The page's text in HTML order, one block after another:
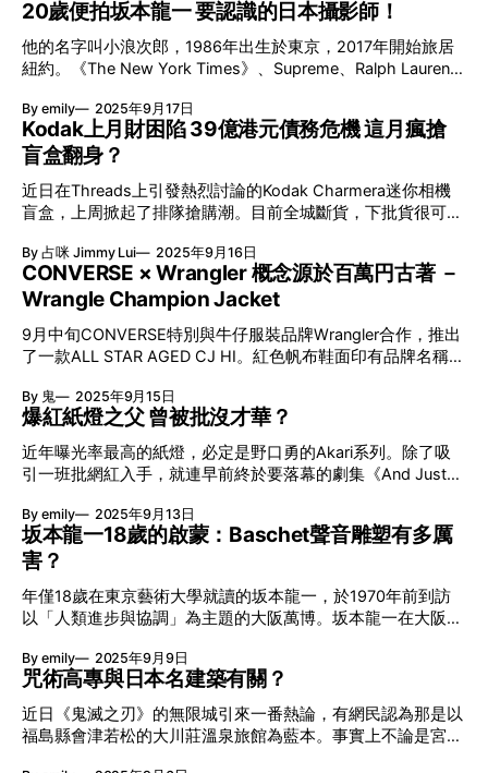
來約1,100冊藝術、設計、建築等200種類型書籍及設計商品，
高層親身到首爾致賀，究竟丁太暎這個男人有多厲害？由他任
CEO的Hyundai Card又與藝術文化有甚麼關係？ 信用卡持有
Card與MoMA已有長達近20年的合作關係。早在2006年，
Hyundai Card率先在韓國推出MoMA線上設計商店；2008年
則贊助MoMA在Hangaram D
任」宣言及預告今年秋冬系列帶來新作之餘，還藏有一個有趣
的細節。這張合作的官方照Tag了KAWS以外，還Tag了
Shaniqwa Jarvis的官方帳號。這並非全新拍攝的照片，影像
中也沒有其他人的身影，究竟她是誰？ KAWS的御用攝影師？
Shaniqwa Jarvis是一位美國當代攝影師，出生於紐約市。
Supreme、Jil Sander、Burberry、Nike等均找Shaniqwa
Jarvis合作，她拍過Spike Jonze、Cardi B、Pusha T、Letitia
Wright等名人，也曾為前總統奧巴馬拍攝《InStyle》封面，更
可以稱得上為KAWS的御用攝影師。若你在網上找KAWS的訪
問照，很容易就能找到她的名字。除了早年為KAWS與The
項
20歲便拍坂本龍一 要認識的日本攝影師！
他的名字叫小浪次郎，1986年出生於東京，2017年開始旅居
紐約。《The New York Times》、Supreme、Ralph Lauren、
業前已涉足攝影，2009年曾出版Zine《Dim the light》；自出
道以來備受讚賞，2010年獲富士攝影沙龍新人獎。20歲時更
獲得第一份商業委託工作：到北海道拍攝坂本龍一為期四天的
錄音過程，這成了他至今難忘的回憶。 小浪次郎第一份工
作：拍攝坂本龍一 「當我第一次聽到坂本龍一在那裡演奏
時，感覺就像一道閃光劃過鋼琴。我想傳達他創作音樂的張
力，所以故意拍得模糊。」教授創作歌曲空檔期間獨自走到山
裡去，他坐在地上靜靜聆聽山林的聲音大約一個小時之久，那
刻小浪次郎意識到原來不平凡的人懂得如何磨練自己。小浪次
郎開始遠距離拍攝，逐步靠近如獵人般取景指下教授的身影。
當時他心想若不如此嘗試便無法拍出好作品，寧可後悔也不願
退縮。身為攝影師的他，渴望透過鏡頭呈現連被攝者本身也無
By emily 2025年9月17日
Kodak上月財困陷 39億港元債務危機 這月瘋搶
盲盒翻身？
近日在Threads上引發熱烈討論的Kodak Charmera迷你相機
盲盒，上周掀起了排隊搶購潮。目前全城斷貨，下批貨很可能
力？原本陷入財務危機的Kodak能否借此機會一洗頹風呢？ 全
城斷貨！Kodak迷你相機盲盒 隱藏版炒貴6倍 9月中旬，擁有
逾百年歷史的菲林品牌Kodak推出了Charmera迷你相機盲
盒，這一消息在Threads上引起了廣泛討論和惹來全城搶購。
迷你相機盲盒的定價為HK$235，共有7款，其中1款為1/48透
明機身的隱藏版。目前在Carousell上，有賣家以HK$1,500的
價格出售，炒貴逾6倍。 睇得又影得 Kodak Charmera迷你相
機不僅可以作為掛飾，還具備拍照和錄影功能。雖然它的解析
度只有160萬像素，絕非專業相機，但照片模式有4種相框和7
種濾鏡可選，再者近年流行Y2K的CCD數碼相機風潮尚未退
減，而且迷你相機的外型討好、價格親民﹐加上盲盒引發買家
像感測器：1⁄4 吋CMOS ︳鏡頭：35mm f/2.4 ︳接口
By 占咪 Jimmy Lui 2025年9月16日
CONVERSE × Wrangler 概念源於百萬円古著 －
Wrangle Champion Jacket
9月中旬CONVERSE特別與牛仔服裝品牌Wrangler合作，推出
了一款ALL STAR AGED CJ HI。紅色帆布鞋面印有品牌名稱的
年代Wrangler製作的「Champion Jacket」的致敬之作。 古著
界珍稀之一：Champion Jacket Wrangler的Champion Jacket
為誕生於品牌創立初期（1940年代末）的一款紀念性外套。
因為其罕有性，因此「元年」出品一直都被視為是古著「食物
鏈上層」的寶物，往往價值不斐。至於二手市場上定價較便宜
的，主要是近年的復刻品而已。 冠軍「牛仔」的身份象徵
「Champion Jacket」有多罕有？ 相傳外套是40年代末開始
Wrangler為牛仔競技（Rodeo）冠軍所送贈的外套設計。既是
一種身份象徵，亦因為牛仔冠軍都備受年青人追捧，於是品牌
又可以從中借助「Rodeo Champ」的名氣帶來宣傳效果。
12MJ v.s 12MJZ Champion Jacket主要有紅色（
By 鬼 2025年9月15日
爆紅紙燈之父 曾被批沒才華？
近年曝光率最高的紙燈，必定是野口勇的Akari系列。除了吸
引一班批網紅入手，就連早前終於要落幕的劇集《And Just
放有野口勇的燈具，由第一季放在書架上的Akari 1N到第三季
放在角落的Akari 24N，足證這設計在「時尚」界佔有重要的
一席位。野口勇雖聽起來像日本人的名字，可是他於1904年
出生於美國洛杉磯，是百份百的美國公民。母親為美國作家兼
編輯而父親為日本詩人，因而被稱為「日裔美國雕塑家」。野
口勇年幼時曾在日本居住，後來母親將他送回美國，在成長時
期深受西方與亞洲美學文化影響。你是否知道誰是他的啟蒙老
師？ #01 Gutzon Borglum：「你沒有才華！」 高中畢業後不
久，野口勇成為美國雕塑家Gutzon Borglum（參與雕刻四位
前總統頭像的Mount Rushmore項目）的學徒。不過，Gutzon
Borglum認為野口勇沒有成為成功藝術家的天賦。這狠狠的批
By emily 2025年9月13日
坂本龍一18歲的啟蒙：Baschet聲音雕塑有多厲
害？
年僅18歲在東京藝術大學就讀的坂本龍一，於1970年前到訪
以「人類進步與協調」為主題的大阪萬博。坂本龍一在大阪萬
徹的《Crossing》和《四季》、高橋悠治的《慧眼》、
Karlheinz Stockhausen的《Spiral》、中谷芙二子的《霧之雕
塑》等。更重要的是，坂本龍一在「鋼鐵館」親身接觸了
Baschet的聲音雕塑，對教授後來的創作產生深遠影響。
Baschet創作世上第一個音樂遊樂場？ 鋼鐵館策展人武滿邀來
By emily 2025年9月9日
咒術高專與日本名建築有關？
近日《鬼滅之刃》的無限城引來一番熱論，有網民認為那是以
福島縣會津若松的大川莊溫泉旅館為藍本。事實上不論是宮崎